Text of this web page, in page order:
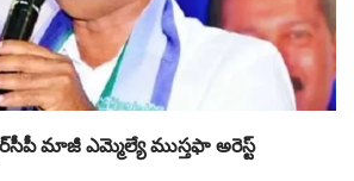
మాజీ ఎమ్మెల్యే ముస్తఫా అరెస్ట్